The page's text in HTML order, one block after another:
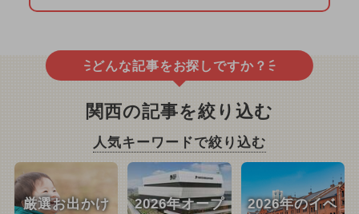
どんな記事をお探しですか？
関西の記事を絞り込む
人気キーワードで絞り込む
厳選お出かけ
2026年オープ
2026年のイベ